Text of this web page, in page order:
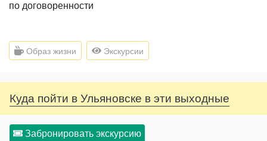
по договоренности
Образ жизни Экскурсии
Куда пойти в Ульяновске в эти выходные
Забронировать экскурсию